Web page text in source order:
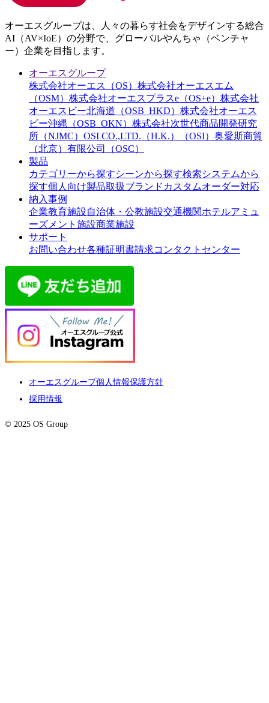
オーエスグループは、人々の暮らす社会をデザインする総合
AI（AV×IoE）の分野で、グローバルやんちゃ（ベンチャ
ー）企業を目指します。
オーエスグループ
株式会社オーエス（OS） 株式会社オーエスエム
（OSM） 株式会社オーエスプラスe（OS+e） 株式会社
オーエスビー北海道（OSB_HKD） 株式会社オーエス
ビー沖縄（OSB_OKN） 株式会社次世代商品開発研究
所（NJMC） OSI CO.,LTD.（H.K.）（OSI） 奥愛斯商貿
（北京）有限公司（OSC）
製品
カテゴリーから探すシーンから探す検索システムから
探す個人向け製品取扱ブランド カスタムオーダー対応
納入事例
企業教育施設自治体・公教施設交通機関ホテルアミュ
ーズメント施設商業施設
サポート
お問い合わせ各種証明書請求コンタクトセンター
オーエスグループ個人情報保護方針
採用情報
© 2025 OS Group